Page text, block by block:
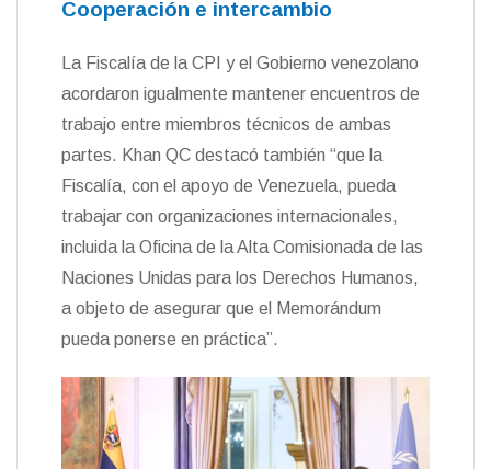
Cooperación e intercambio
La Fiscalía de la CPI y el Gobierno venezolano
acordaron igualmente mantener encuentros de
trabajo entre miembros técnicos de ambas
partes. Khan QC destacó también “que la
Fiscalía, con el apoyo de Venezuela, pueda
trabajar con organizaciones internacionales,
incluida la Oficina de la Alta Comisionada de las
Naciones Unidas para los Derechos Humanos,
a objeto de asegurar que el Memorándum
pueda ponerse en práctica”.